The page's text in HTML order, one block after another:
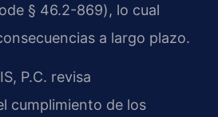
§ 46.2-869), lo cual
a largo plazo.
P.C. revisa
cumplimiento de los